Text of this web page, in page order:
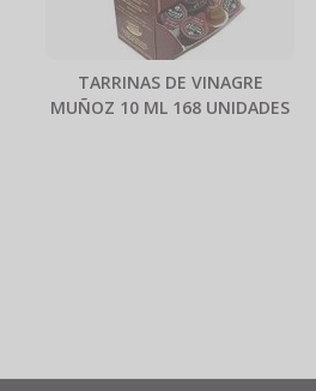
TARRINAS DE VINAGRE
MUÑOZ 10 ML 168 UNIDADES